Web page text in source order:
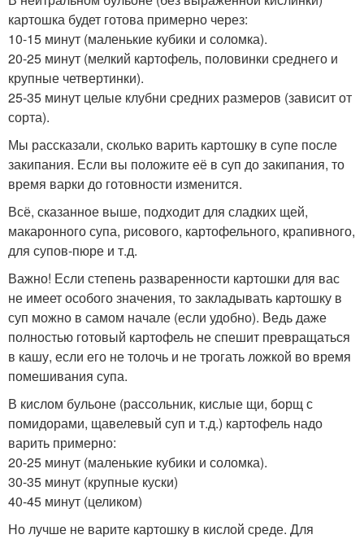
картошка будет готова примерно через:
10-15 минут (маленькие кубики и соломка).
20-25 минут (мелкий картофель, половинки среднего и
крупные четвертинки).
25-35 минут целые клубни средних размеров (зависит от
сорта).
Мы рассказали, сколько варить картошку в супе после
закипания. Если вы положите её в суп до закипания, то
время варки до готовности изменится.
Всё, сказанное выше, подходит для сладких щей,
макаронного супа, рисового, картофельного, крапивного,
для супов-пюре и т.д.
Важно! Если степень разваренности картошки для вас
не имеет особого значения, то закладывать картошку в
суп можно в самом начале (если удобно). Ведь даже
полностью готовый картофель не спешит превращаться
в кашу, если его не толочь и не трогать ложкой во время
помешивания супа.
В кислом бульоне (рассольник, кислые щи, борщ с
помидорами, щавелевый суп и т.д.) картофель надо
варить примерно:
20-25 минут (маленькие кубики и соломка).
30-35 минут (крупные куски)
40-45 минут (целиком)
Но лучше не варите картошку в кислой среде. Для